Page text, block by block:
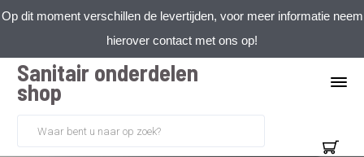
Op dit moment verschillen de levertijden, voor meer informatie neem
hierover contact met ons op!
Sanitair onderdelen
shop